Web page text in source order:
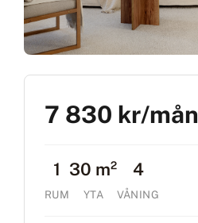
7 830 kr/mån
1
RUM
30 m²
YTA
4
VÅNING